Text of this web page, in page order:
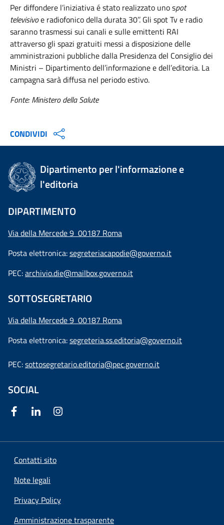
Per diffondere l’iniziativa é stato realizzato uno spot
televisivoe radiofonico della durata 30’’. Gli spot Tv e radio
saranno trasmessi sui canali e sulle emittenti RAI
attraverso gli spazi gratuiti messi a disposizione delle
amministrazioni pubbliche dalla Presidenza del Consiglio dei
Ministri – Dipartimento dell’informazione e dell’editoria. La
campagna sarà diffusa nel periodo estivo.
Fonte: Ministero della Salute
CONDIVIDI
Dipartimento per l'informazione e
l'editoria
DIPARTIMENTO
Via della Mercede 9 00187 Roma
Posta elettronica:segreteriacapodie@governo.it
PEC:archivio.die@mailbox.governo.it
SOTTOSEGRETARIO
Via della Mercede 9 00187 Roma
Posta elettronica:segreteria.ss.editoria@governo.it
PEC:sottosegretario.editoria@pec.governo.it
SOCIAL
Contatti sito
Note legali
Privacy Policy
Amministrazione trasparente